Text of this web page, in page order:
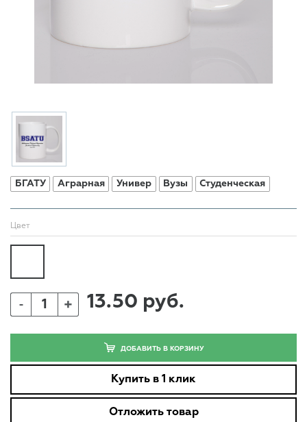
БГАТУ Аграрная Универ Вузы Студенческая
Цвет
- + 13.50 руб.
ДОБАВИТЬ В КОРЗИНУ
Купить в 1 клик
Отложить товар